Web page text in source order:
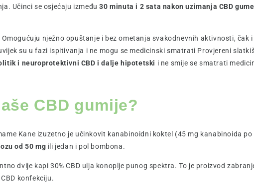
Učinci se osjećaju između30 minuta i 2 sata nakon uzimanja CBD
nježno opuštanje i bez ometanja svakodnevnih aktivnosti, čak
su u fazi ispitivanja i ne mogu se medicinski smatrati Provjereni
i neuroprotektivni CBD i dalje hipotetski i ne smije se smatrati
CBD gumije?
Kane izuzetno je učinkovit kanabinoidni koktel (45 mg kanabinoida
od 50 mg ili jedan i pol bombona.
dvije kapi 30% CBD ulja konoplje punog spektra. To je proizvod
konfekciju.